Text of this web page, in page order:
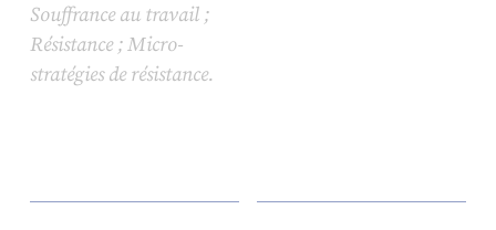
Souffrance au travail ;
Résistance ; Micro-
stratégies de résistance.